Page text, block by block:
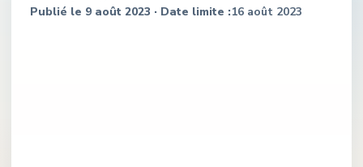
Publié le 9 août 2023 · Date limite :16 août 2023